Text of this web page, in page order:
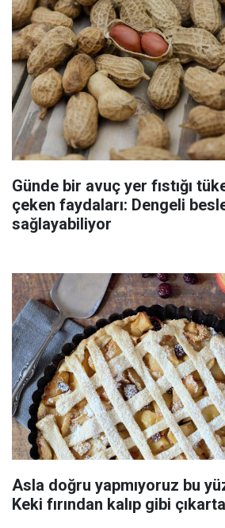
Günde bir avuç yer fıstığı
çeken faydaları: Dengeli
sağlayabiliyor
Asla doğru yapmıyoruz bu
Keki fırından kalıp gibi